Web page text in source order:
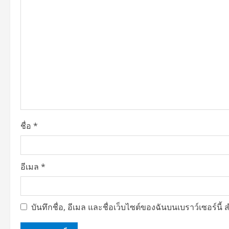
i
o
n
ชื่อ *
อีเมล *
บันทึกชื่อ, อีเมล และชื่อเว็บไซต์ของฉันบนเบราว์เซอร์นี้